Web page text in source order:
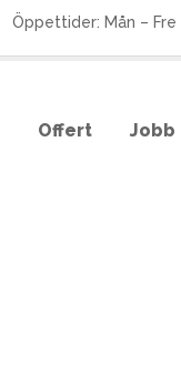
Öppettider: Mån – Fre
Offert Jobb